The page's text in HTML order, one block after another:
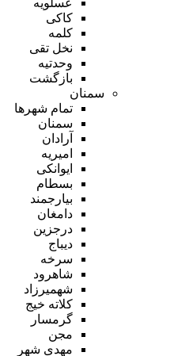
کاکی
کلمه
نخل تقی
وحدتیه
بازگشت
سمنان
تمام شهر‌ها
سمنان
آرادان
امیریه
ایوانکی
بسطام
بیارجمند
دامغان
درجزین
دیباج
سرخه
شاهرود
شهمیرزاد
کلاته خیج
گرمسار
مجن
مهدی شهر